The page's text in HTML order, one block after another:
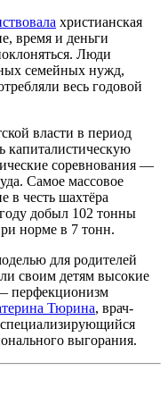
христианская
время и деньги
Люди
семейных нужд,
весь годовой
власти в период
капиталистическую
соревнования —
Самое массовое
в честь шахтёра
добыл 102 тонны
норме в 7 тонн.
для родителей
своим детям высокие
перфекционизм
Тюрина, врач-
выгорания.